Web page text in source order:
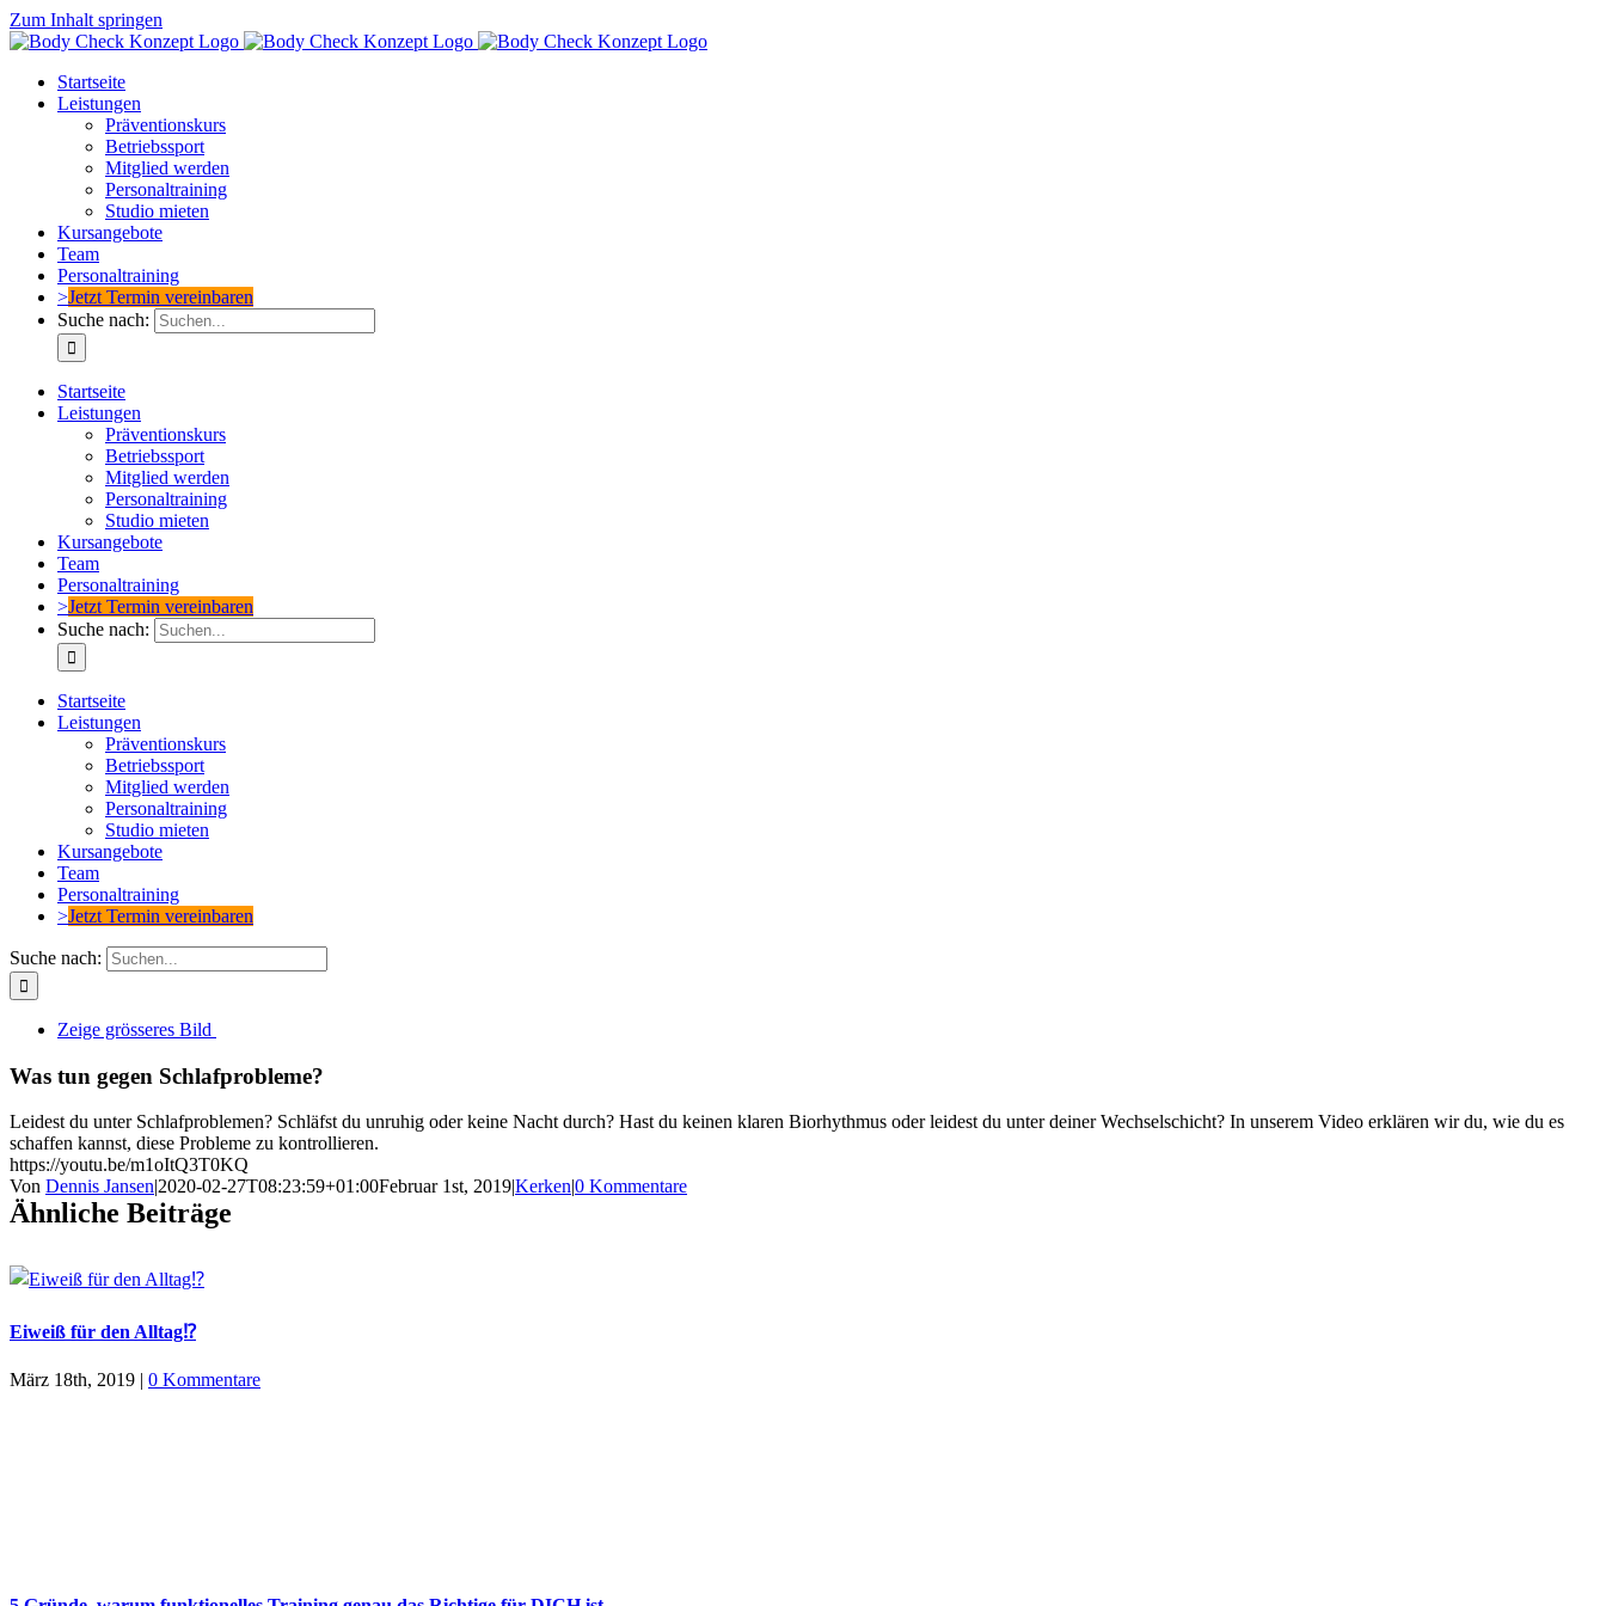
Zum Inhalt springen
Startseite
Leistungen
Präventionskurs
Betriebssport
Mitglied werden
Personaltraining
Studio mieten
Kursangebote
Team
Personaltraining
>Jetzt Termin vereinbaren
Suche nach:
Startseite
Leistungen
Präventionskurs
Betriebssport
Mitglied werden
Personaltraining
Studio mieten
Kursangebote
Team
Personaltraining
>Jetzt Termin vereinbaren
Suche nach:
Startseite
Leistungen
Präventionskurs
Betriebssport
Mitglied werden
Personaltraining
Studio mieten
Kursangebote
Team
Personaltraining
>Jetzt Termin vereinbaren
Suche nach:
Zeige grösseres Bild
Was tun gegen Schlafprobleme?
Leidest du unter Schlafproblemen? Schläfst du unruhig oder keine Nacht durch? Hast du keinen klaren Biorhythmus oder leidest du unter deiner Wechselschicht? In unserem Video erklären wir du, wie du es
schaffen kannst, diese Probleme zu kontrollieren.
https://youtu.be/m1oItQ3T0KQ
Von Dennis Jansen|2020-02-27T08:23:59+01:00Februar 1st, 2019|Kerken|0 Kommentare
Ähnliche Beiträge
Eiweiß für den Alltag⁉️
März 18th, 2019 | 0 Kommentare